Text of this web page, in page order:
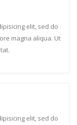
elit, sed do
magna aliqua. Ut
elit, sed do